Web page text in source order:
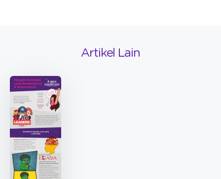
Artikel Lain